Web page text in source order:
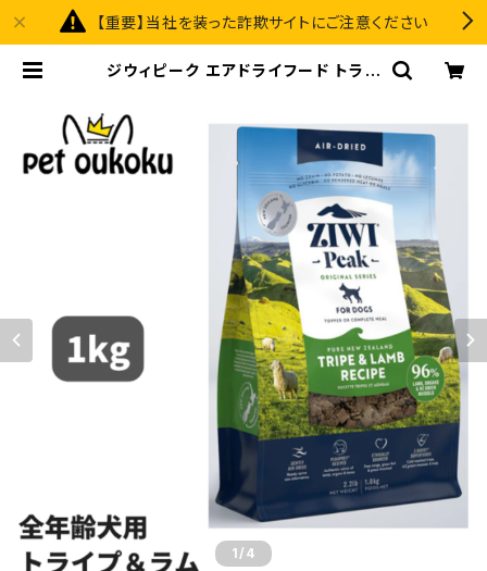
【重要】当社を装った詐欺サイトにご注意ください
ジウィピーク エアドライフード トライ
1 /4